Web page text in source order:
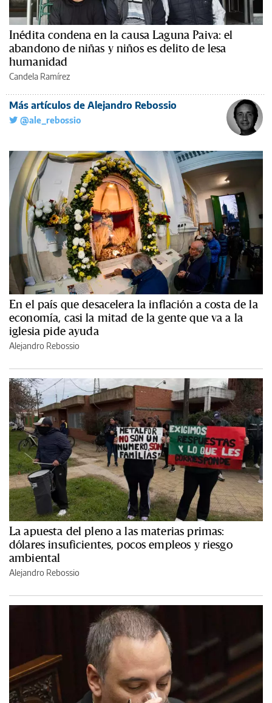
Inédita condena en la causa Laguna Paiva: el
abandono de niñas y niños es delito de lesa
humanidad
Candela Ramírez
Más artículos de Alejandro Rebossio
@ale_rebossio
En el país que desacelera la inflación a costa de la
economía, casi la mitad de la gente que va a la
iglesia pide ayuda
Alejandro Rebossio
La apuesta del pleno a las materias primas:
dólares insuficientes, pocos empleos y riesgo
ambiental
Alejandro Rebossio